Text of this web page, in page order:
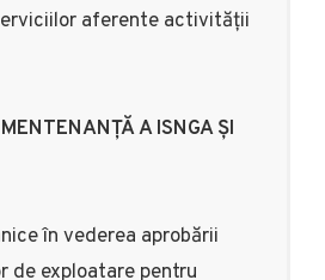
aferente activității
A ISNGA ȘI
în vederea aprobării
de exploatare pentru